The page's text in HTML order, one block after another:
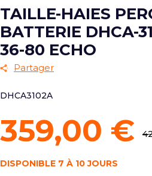
TAILLE-HAIES
BATTERIE DHCA-
36-80 ECHO
Partager
DHCA3102A
359,00 €
DISPONIBLE 7 À 10 JOURS